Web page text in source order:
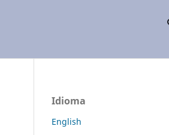
Idioma
English